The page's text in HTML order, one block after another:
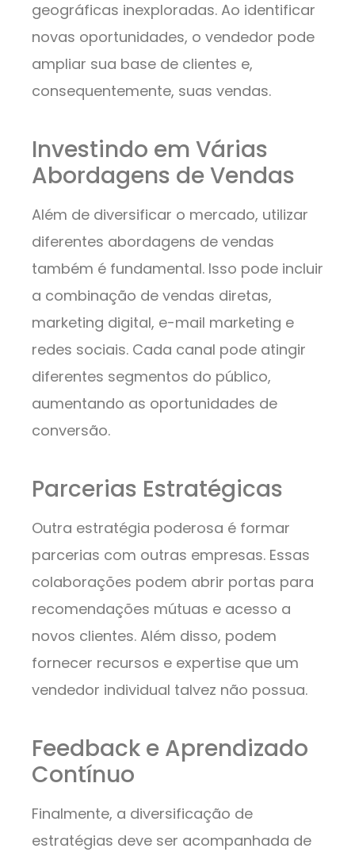
geográficas inexploradas. Ao identificar
novas oportunidades, o vendedor pode
ampliar sua base de clientes e,
consequentemente, suas vendas.
Investindo em Várias
Abordagens de Vendas
Além de diversificar o mercado, utilizar
diferentes abordagens de vendas
também é fundamental. Isso pode incluir
a combinação de vendas diretas,
marketing digital, e-mail marketing e
redes sociais. Cada canal pode atingir
diferentes segmentos do público,
aumentando as oportunidades de
conversão.
Parcerias Estratégicas
Outra estratégia poderosa é formar
parcerias com outras empresas. Essas
colaborações podem abrir portas para
recomendações mútuas e acesso a
novos clientes. Além disso, podem
fornecer recursos e expertise que um
vendedor individual talvez não possua.
Feedback e Aprendizado
Contínuo
Finalmente, a diversificação de
estratégias deve ser acompanhada de